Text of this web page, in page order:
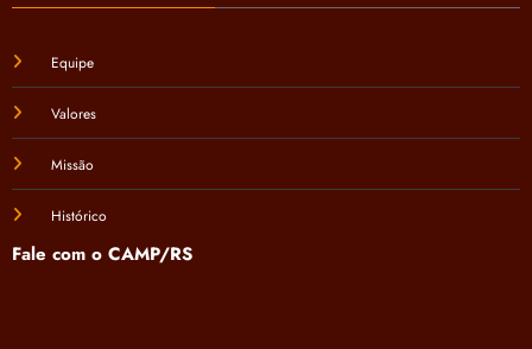
Equipe
Valores
Missão
Histórico
Fale com o CAMP/RS